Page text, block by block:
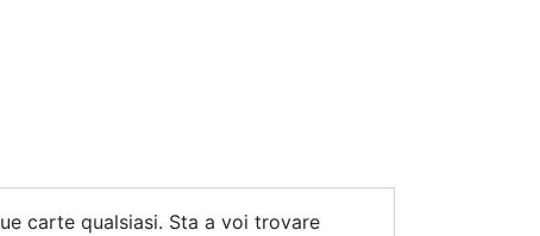
carte qualsiasi. Sta a voi trovare